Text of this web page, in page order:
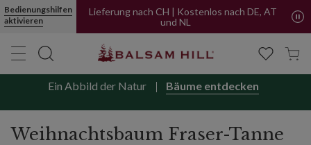
Bedienungshilfen
aktivieren
Lieferung nach CH | Kostenlos nach DE, AT
und NL
Ein Abbild der Natur Bäume entdecken
Weihnachtsbaum Fraser-Tanne